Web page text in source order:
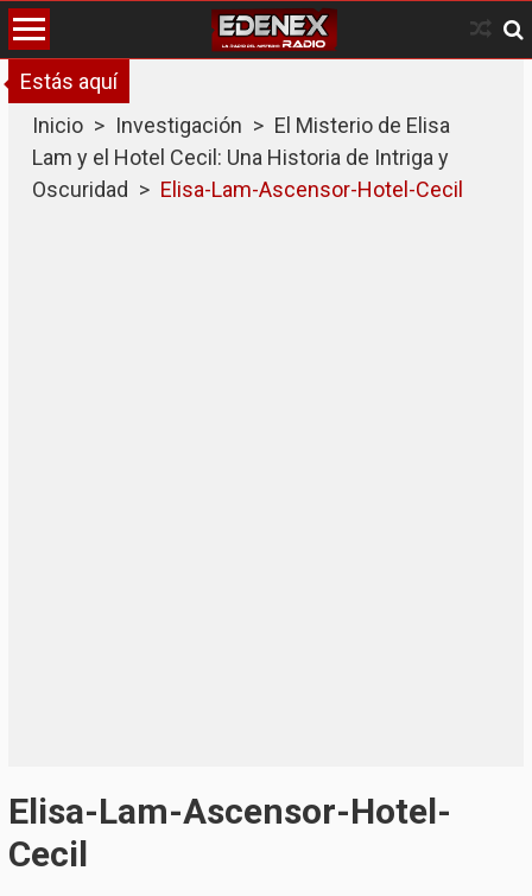
Skip
to
content
Estás aquí
Inicio > Investigación > El Misterio de Elisa
Lam y el Hotel Cecil: Una Historia de Intriga y
Oscuridad > Elisa-Lam-Ascensor-Hotel-Cecil
Elisa-Lam-Ascensor-Hotel-
Cecil